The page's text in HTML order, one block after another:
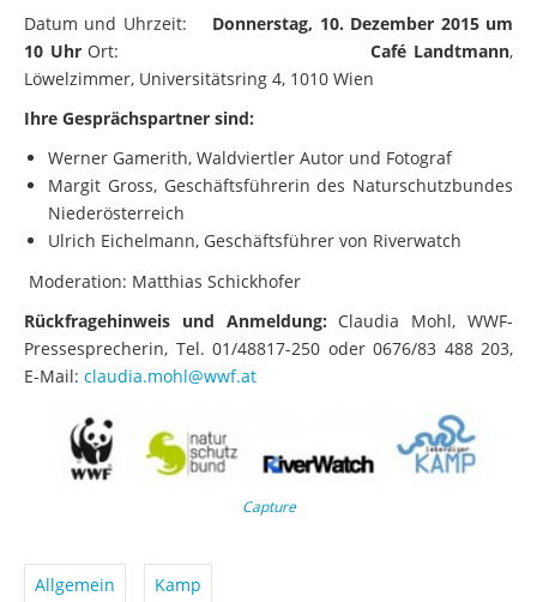
Datum und Uhrzeit: Donnerstag, 10. Dezember 2015 um
10 UhrOrt: Café Landtmann,
Löwelzimmer, Universitätsring 4, 1010 Wien
Ihre Gesprächspartner sind:
Werner Gamerith, Waldviertler Autor und Fotograf
Margit Gross, Geschäftsführerin des Naturschutzbundes
Niederösterreich
Ulrich Eichelmann, Geschäftsführer von Riverwatch
Moderation: Matthias Schickhofer
Rückfragehinweis und Anmeldung: Claudia Mohl, WWF-
Pressesprecherin, Tel. 01/48817-250 oder 0676/83 488 203,
E-Mail: claudia.mohl@wwf.at
Capture
Allgemein Kamp